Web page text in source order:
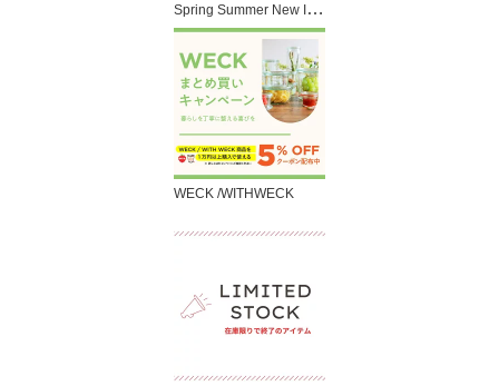
Spring Summer New Ite
m
WECK /WITHWECK